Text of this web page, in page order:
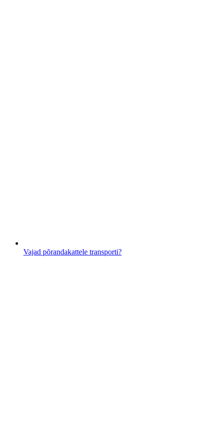
Vajad põrandakattele transporti?